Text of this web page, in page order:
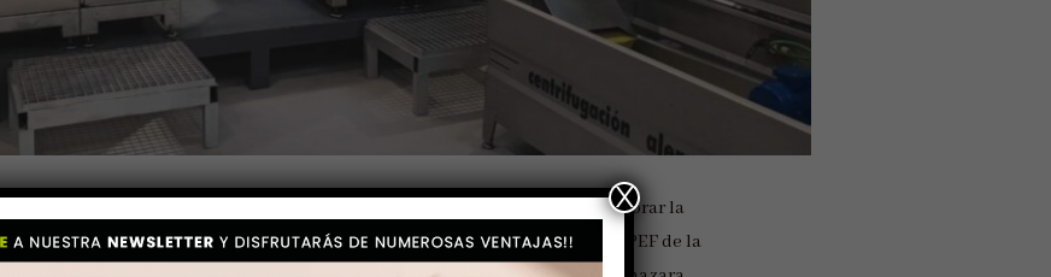
de oliva están reconociendo las ventajas de la tecnología PEF para mejorar la
Canoliva, con sede en Baena (Córdoba), ha implementado un sistema PEF de la
X